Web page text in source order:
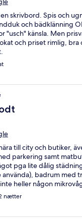
skrivbord. Spis och
och bädklänning
"usch" känsla. Men
och priset rimlig, bra
till city och butiker,
parkering samt
pga lite dålig
badrum med
heller någon
beskrivning.
nætter